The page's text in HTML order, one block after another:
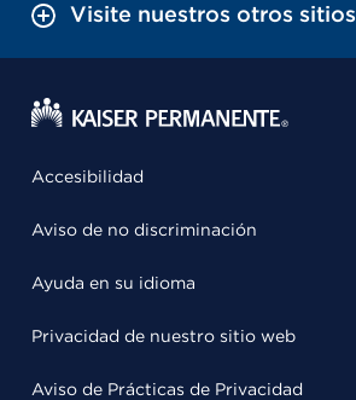
Visite nuestros otros sitios
Accesibilidad
Aviso de no discriminación
Ayuda en su idioma
Privacidad de nuestro sitio web
Aviso de Prácticas de Privacidad